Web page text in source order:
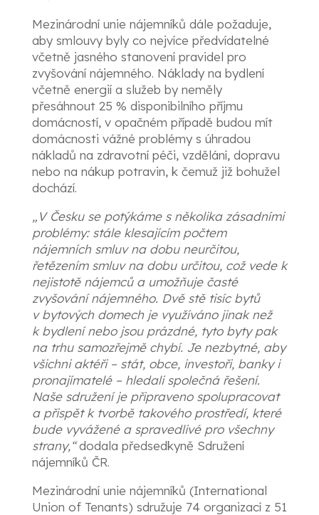
Mezinárodní unie nájemníků dále požaduje,
aby smlouvy byly co nejvíce předvídatelné
včetně jasného stanovení pravidel pro
zvyšování nájemného. Náklady na bydlení
včetně energií a služeb by neměly
přesáhnout 25 % disponibilního příjmu
domácností, v opačném případě budou mít
domácnosti vážné problémy s úhradou
nákladů na zdravotní péči, vzdělání, dopravu
nebo na nákup potravin, k čemuž již bohužel
dochází.
„V Česku se potýkáme s několika zásadními
problémy: stále klesajícím počtem
nájemních smluv na dobu neurčitou,
řetězením smluv na dobu určitou, což vede k
nejistotě nájemců a umožňuje časté
zvyšování nájemného. Dvě stě tisíc bytů
v bytových domech je využíváno jinak než
k bydlení nebo jsou prázdné, tyto byty pak
na trhu samozřejmě chybí. Je nezbytné, aby
všichni aktéři – stát, obce, investoři, banky i
pronajímatelé – hledali společná řešení.
Naše sdružení je připraveno spolupracovat
a přispět k tvorbě takového prostředí, které
bude vyvážené a spravedlivé pro všechny
strany,“dodala předsedkyně Sdružení
nájemníků ČR.
Mezinárodní unie nájemníků (International
Union of Tenants) sdružuje 74 organizací z 51